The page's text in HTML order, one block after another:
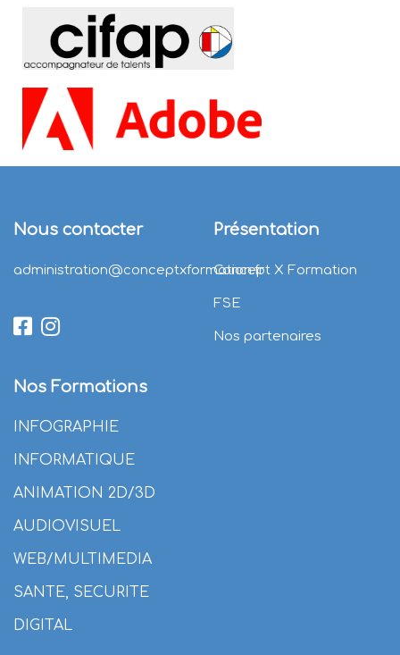
Nous contacter
administration@conceptxformation.fr
Présentation
Concept X Formation
FSE
Nos partenaires
Nos Formations
INFOGRAPHIE
INFORMATIQUE
ANIMATION 2D/3D
AUDIOVISUEL
WEB/MULTIMEDIA
SANTE, SECURITE
DIGITAL